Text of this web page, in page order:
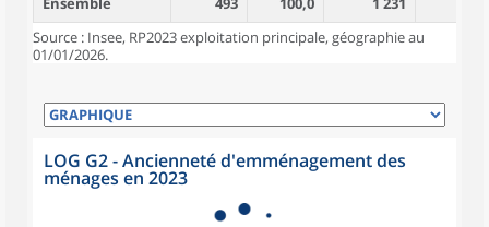
Source : Insee, RP2023 exploitation principale, géographie au
01/01/2026.
LOG G2 - Ancienneté d'emménagement des
ménages en 2023